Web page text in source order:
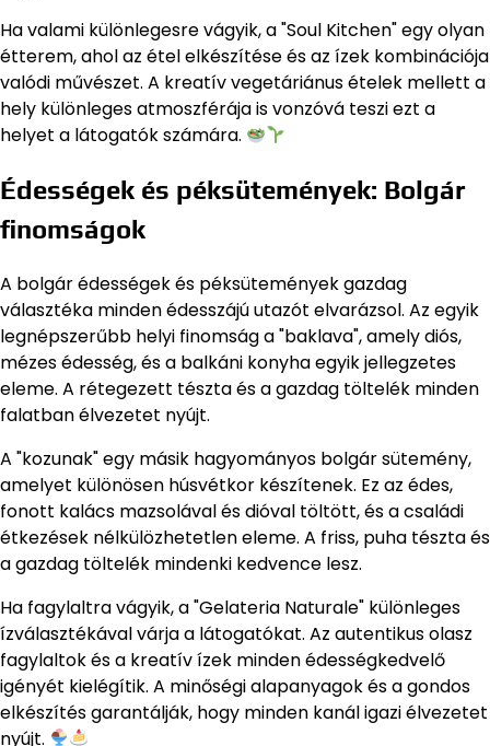
Ha valami különlegesre vágyik, a "Soul Kitchen" egy olyan
étterem, ahol az étel elkészítése és az ízek kombinációja
valódi művészet. A kreatív vegetáriánus ételek mellett a
hely különleges atmoszférája is vonzóvá teszi ezt a
helyet a látogatók számára.
Édességek és péksütemények: Bolgár
finomságok
A bolgár édességek és péksütemények gazdag
választéka minden édesszájú utazót elvarázsol. Az egyik
legnépszerűbb helyi finomság a "baklava", amely diós,
mézes édesség, és a balkáni konyha egyik jellegzetes
eleme. A rétegezett tészta és a gazdag töltelék minden
falatban élvezetet nyújt.
A "kozunak" egy másik hagyományos bolgár sütemény,
amelyet különösen húsvétkor készítenek. Ez az édes,
fonott kalács mazsolával és dióval töltött, és a családi
étkezések nélkülözhetetlen eleme. A friss, puha tészta és
a gazdag töltelék mindenki kedvence lesz.
Ha fagylaltra vágyik, a "Gelateria Naturale" különleges
ízválasztékával várja a látogatókat. Az autentikus olasz
fagylaltok és a kreatív ízek minden édességkedvelő
igényét kielégítik. A minőségi alapanyagok és a gondos
elkészítés garantálják, hogy minden kanál igazi élvezetet
nyújt.